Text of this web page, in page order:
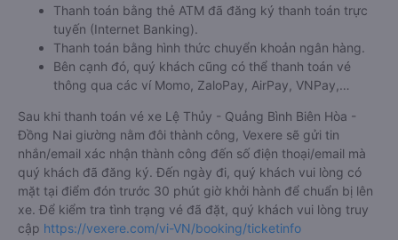
Thanh toán bằng thẻ ATM đã đăng ký thanh toán trực
tuyến (Internet Banking).
Thanh toán bằng hình thức chuyển khoản ngân hàng.
Bên cạnh đó, quý khách cũng có thể thanh toán vé
thông qua các ví Momo, ZaloPay, AirPay, VNPay,…
Sau khi thanh toán vé xe Lệ Thủy - Quảng Bình Biên Hòa -
Đồng Nai giường nằm đôi thành công, Vexere sẽ gửi tin
nhắn/email xác nhận thành công đến số điện thoại/email mà
quý khách đã đăng ký. Đến ngày đi, quý khách vui lòng có
mặt tại điểm đón trước 30 phút giờ khởi hành để chuẩn bị lên
xe. Để kiểm tra tình trạng vé đã đặt, quý khách vui lòng truy
cập https://vexere.com/vi-VN/booking/ticketinfo